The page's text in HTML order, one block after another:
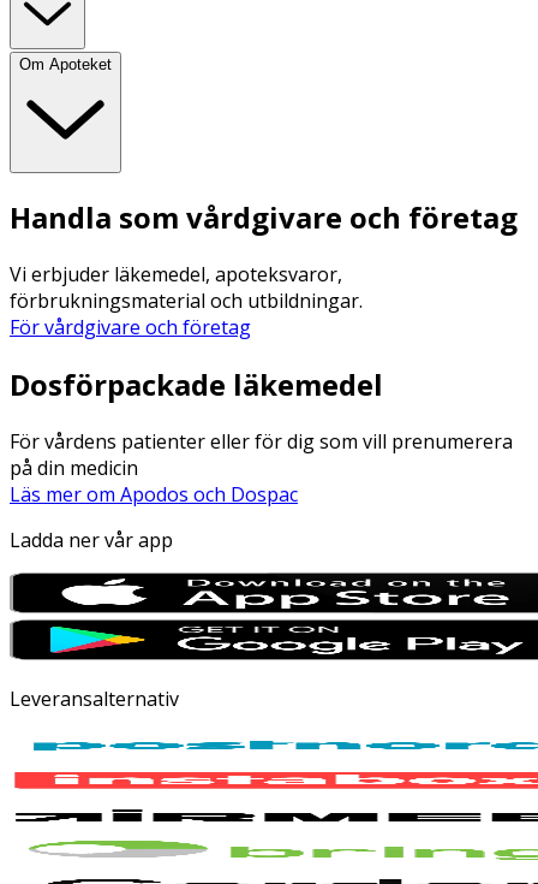
Om Apoteket
Handla som vårdgivare och företag
Vi erbjuder läkemedel, apoteksvaror,
förbrukningsmaterial och utbildningar.
För vårdgivare och företag
Dosförpackade läkemedel
För vårdens patienter eller för dig som vill prenumerera
på din medicin
Läs mer om Apodos och Dospac
Ladda ner vår app
Leveransalternativ